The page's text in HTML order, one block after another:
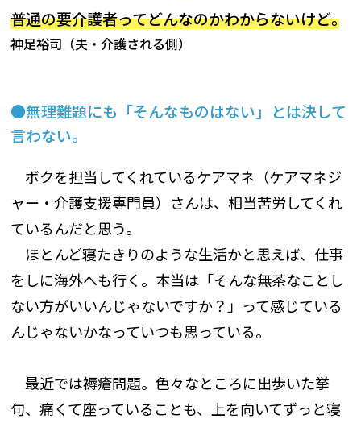
普通の要介護者ってどんなのかわからないけど｡
神足裕司（夫・介護される側）
無理難題にも「そんなものはない」とは決して
言わない｡
ボクを担当してくれているケアマネ（ケアマネジ
ャー・介護支援専門員）さんは、相当苦労してくれ
ているんだと思う。
ほとんど寝たきりのような生活かと思えば、仕事
をしに海外へも行く。本当は「そんな無茶なことし
ない方がいいんじゃないですか？」って感じている
んじゃないかなっていつも思っている。
最近では褥瘡問題。色々なところに出歩いた挙
句、痛くて座っていることも、上を向いてずっと寝